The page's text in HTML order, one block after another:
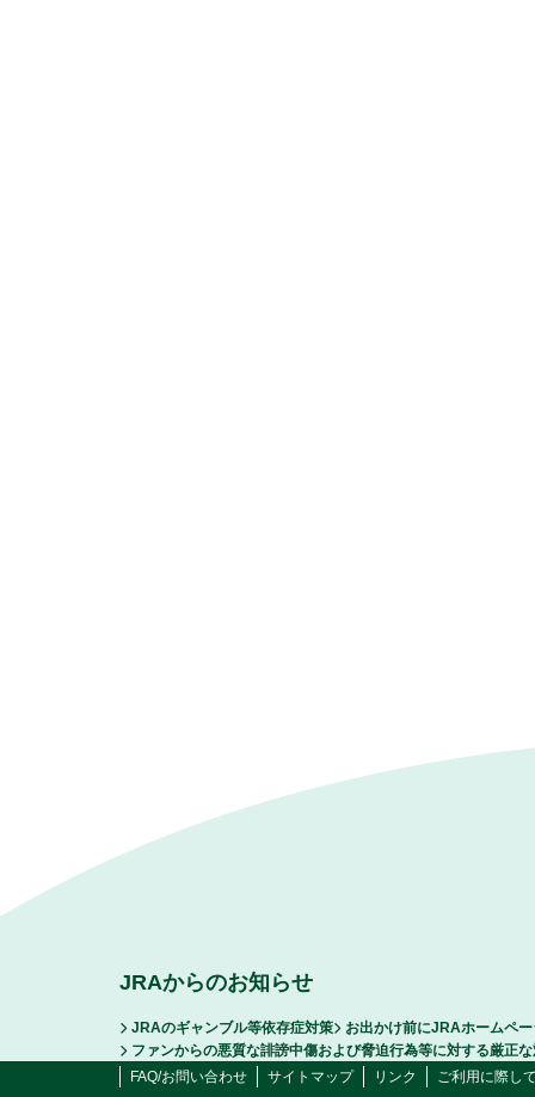
JRAからのお知らせ
JRAのギャンブル等依存症対策
お出かけ前にJRAホームペ
ファンからの悪質な誹謗中傷および脅迫行為等に対する厳正
FAQ/お問い合わせ
サイトマップ リンク ご利用に際し